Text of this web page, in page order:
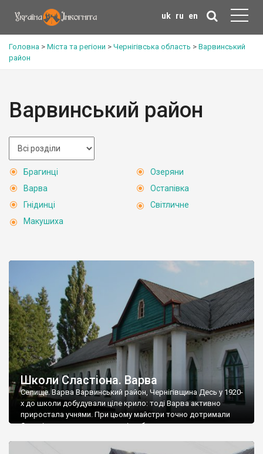
uk ru en
Головна > Міста та регіони > Чернігівська область > Варвинський
район
Варвинський район
Брагинці
Варва
Гнідинці
Макушиха
Озеряни
Остапівка
Світличне
Школи Сластіона. Варва
Селище. Варва Варвинський район, Чернігівщина Десь у 1920-
х до школи добудували ціле крило: тоді Варва активно
приростала учнями. При цьому майстри точно дотримали
Сластіонового стилю, та однією баштою довелося
фасаду постав стильний чотириколонний портал із